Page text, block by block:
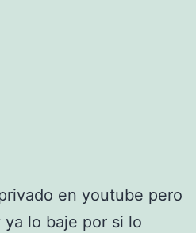
en youtube pero
lo baje por si lo